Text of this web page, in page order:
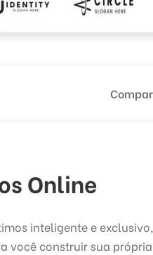
Online
inteligente e
você construir sua